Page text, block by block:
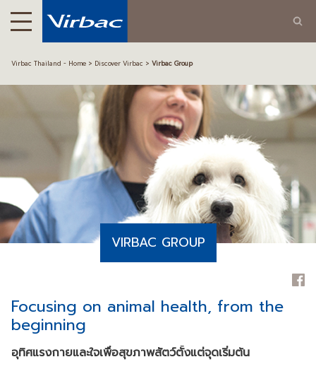
Virbac Thailand - Home Discover Virbac Virbac Group
VIRBAC GROUP
Focusing on animal health, from the
beginning
อุทิศแรงกายและใจเพื่อสุขภาพสัตว์ตั้งแต่จุดเริ่มต้น